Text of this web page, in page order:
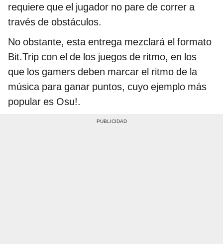
requiere que el jugador no pare de correr a
través de obstáculos.
No obstante, esta entrega mezclará el formato
Bit.Trip con el de los juegos de ritmo, en los
que los gamers deben marcar el ritmo de la
música para ganar puntos, cuyo ejemplo más
popular es Osu!.